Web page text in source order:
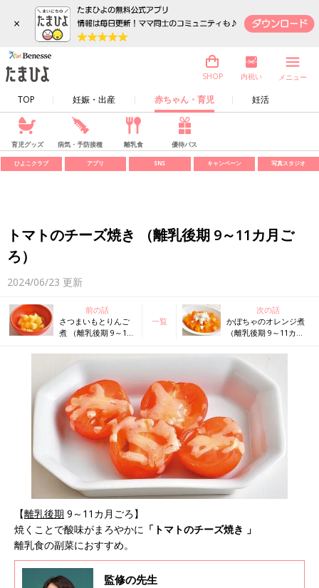
×
TOP 妊娠・出産 赤ちゃん・育児 妊活
SHOP 内祝い メニュー
育児グッズ 病気・予防接種 離乳食 優待パス
ひよこクラブ アプリ SNS キャンペーン 写真スタジオ
トマトのチーズ焼き （離乳後期 9～11カ月ご
ろ）
2024/06/23 更新
前の話
さつまいもとりんご
煮 （離乳後期 9～11
一覧
次の話
かぼちゃのオレンジ煮
（離乳後期 9～11カ月
【離乳後期 9～11カ月ごろ】
焼くことで酸味がまろやかに 「トマトのチーズ焼き 」
離乳食の副菜におすすめ。
監修の先生